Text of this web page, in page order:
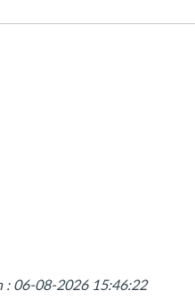
: 06-08-2026 15:46:22